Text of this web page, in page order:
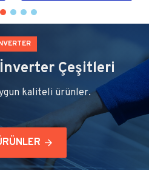
Çeşitleri
kaliteli ürünler.